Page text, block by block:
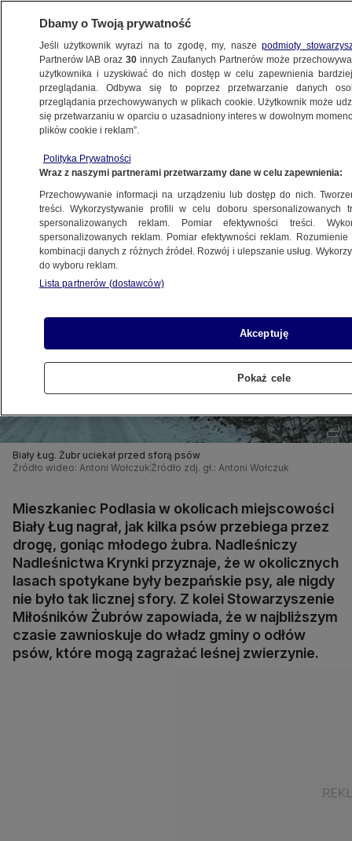
BIAŁYSTOK
8.02.2022, 14:53
Udostępnij
Biały Ług. Żubr uciekał przed sforą psów
Źródło wideo: Antoni Wołczuk Źródło zdj. gł.: Antoni Wołczuk
Mieszkaniec Podlasia w okolicach miejscowości
Biały Ług nagrał, jak kilka psów przebiega przez
drogę, goniąc młodego żubra. Nadleśniczy
Nadleśnictwa Krynki przyznaje, że w okolicznych
lasach spotykane były bezpańskie psy, ale nigdy
nie było tak licznej sfory. Z kolei Stowarzyszenie
Miłośników Żubrów zapowiada, że w najbliższym
czasie zawnioskuje do władz gminy o odłów
psów, które mogą zagrażać leśnej zwierzynie.
Dbamy o Twoją prywatność
Jeśli użytkownik wyrazi na to zgodę, my, naszepodmioty
Partnerów IAB oraz30 innych Zaufanych Partnerów może
użytkownika i uzyskiwać do nich dostęp w celu zapewnienia
przeglądania. Odbywa się to poprzez przetwarzanie danych
przeglądania przechowywanych w plikach cookie. Użytkownik może
się przetwarzaniu w oparciu o uzasadniony interes w dowolnym
plików cookie i reklam”.
Polityka Prywatności
Wraz z naszymi partnerami przetwarzamy dane w celu zapewnienia:
Przechowywanie informacji na urządzeniu lub dostęp do nich.
treści. Wykorzystywanie profili w celu doboru spersonalizowanych
spersonalizowanych reklam. Pomiar efektywności treści.
spersonalizowanych reklam. Pomiar efektywności reklam.
kombinacji danych z różnych źródeł. Rozwój i ulepszanie usług.
do wyboru reklam.
Lista partnerów (dostawców)
Akceptuję
Pokaż cele